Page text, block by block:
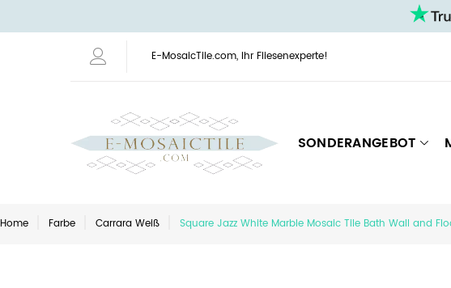
E-MosaicTile.com, Ihr Fliesenexperte!
SONDERANGEBOT
Home Farbe Carrara Weiß Square Jazz White Marble Mosaic Tile Bath Wall and